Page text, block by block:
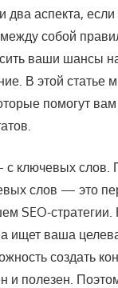
два аспекта, если
собой
ваши шансы
В этой статье
помогут вам
ключевых слов.
слов — это
SEO-стратегии.
ищет ваша
создать
и полезен.